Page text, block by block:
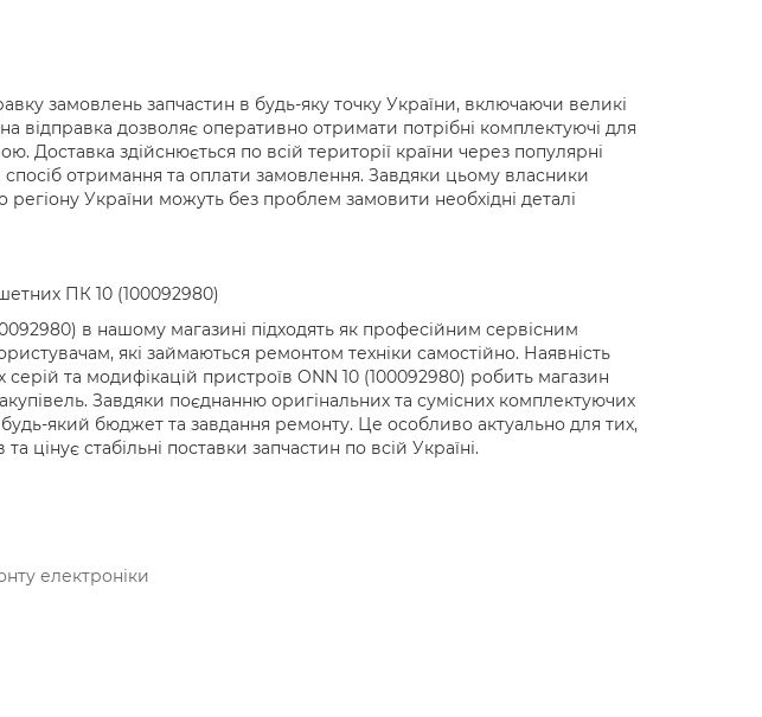
замовлень запчастин в будь-яку точку України, включаючи великі
відправка дозволяє оперативно отримати потрібні комплектуючі для
Доставка здійснюється по всій території країни через популярні
отримання та оплати замовлення. Завдяки цьому власники
регіону України можуть без проблем замовити необхідні деталі
ПК 10 (100092980)
в нашому магазині підходять як професійним сервісним
які займаються ремонтом техніки самостійно. Наявність
та модифікацій пристроїв ONN 10 (100092980) робить магазин
Завдяки поєднанню оригінальних та сумісних комплектуючих
який бюджет та завдання ремонту. Це особливо актуально для тих,
цінує стабільні поставки запчастин по всій Україні.
електроніки